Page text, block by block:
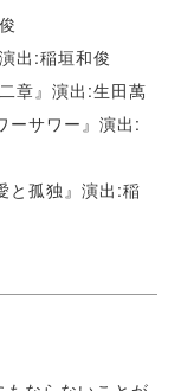
出:稲垣和俊
章』演出:生田萬
ーサワー』演出:
と孤独』演出:稲